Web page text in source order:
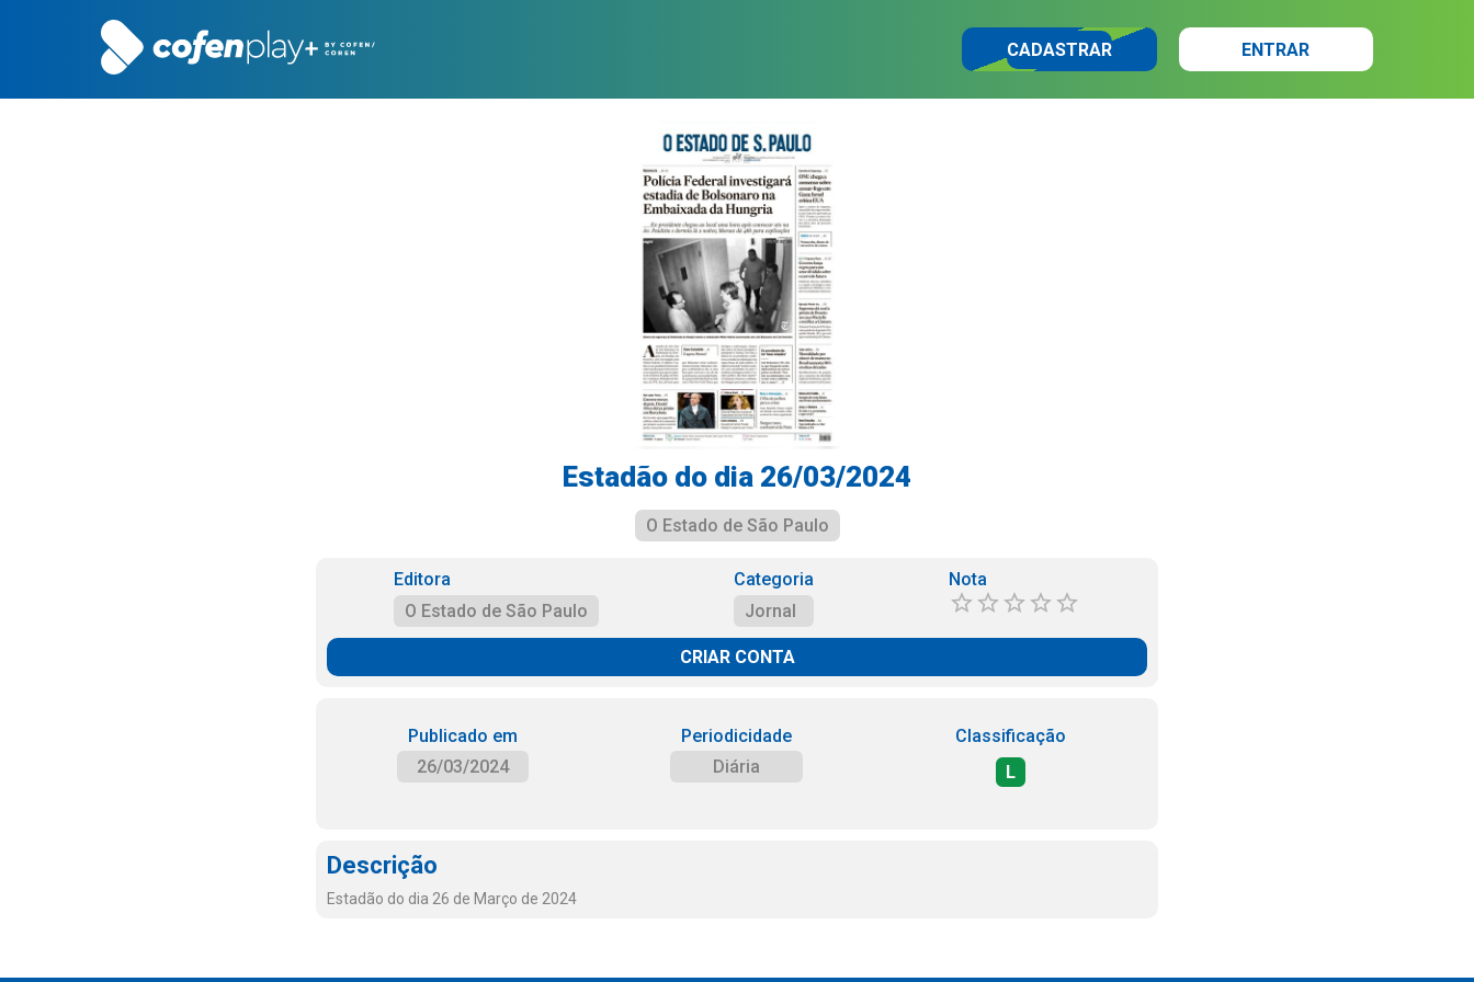
CADASTRAR ENTRAR
Estadão do dia 26/03/2024
O Estado de São Paulo
Editora
O Estado de São Paulo
Categoria
Jornal
Nota
CRIAR CONTA
Publicado em
26/03/2024
Periodicidade
Diária
Classificação
L
Descrição
Estadão do dia 26 de Março de 2024